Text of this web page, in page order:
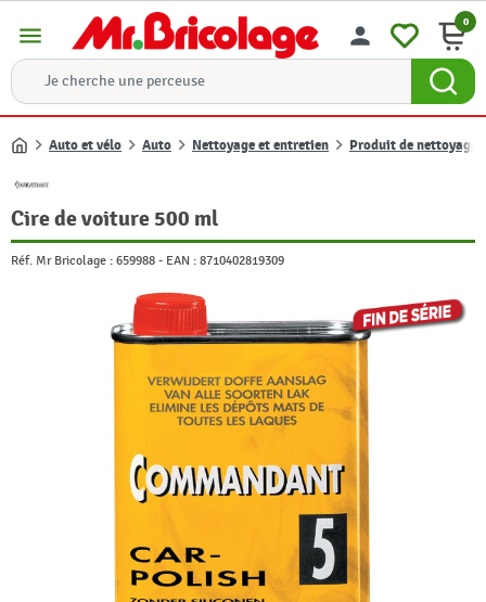
menu person 0
Accueil
Auto et vélo Auto Nettoyage et entretien Produit de nettoyage
Cire de voiture 500 ml
Réf. Mr Bricolage : 659988 - EAN : 8710402819309